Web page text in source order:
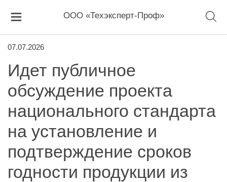
ООО «Техэксперт-Проф»
07.07.2026
Идет публичное
обсуждение проекта
национального стандарта
на установление и
подтверждение сроков
годности продукции из